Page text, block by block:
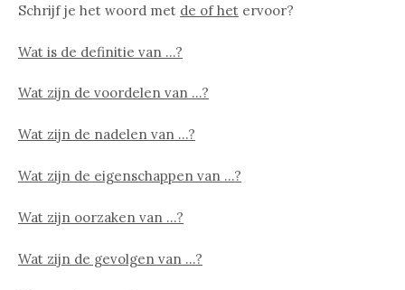
Schrijf je het woord met de of het ervoor?
Wat is de definitie van …?
Wat zijn de voordelen van …?
Wat zijn de nadelen van …?
Wat zijn de eigenschappen van …?
Wat zijn oorzaken van …?
Wat zijn de gevolgen van …?